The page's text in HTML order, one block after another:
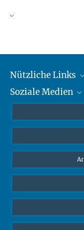
Nützliche Links
MMG Alumni Corner
Online-Vorträge
Interviews zum
Soziale Medien
Bluesky